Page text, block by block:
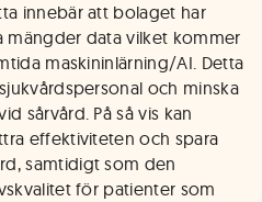
innebär att bolaget har
mängder data vilket kommer
maskininlärning/AI. Detta
och minska
sårvård. På så vis kan
effektiviteten och spara
samtidigt som den
för patienter som